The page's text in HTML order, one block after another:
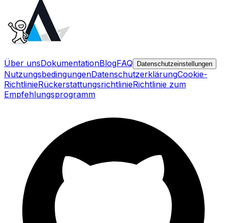
Über unsDokumentationBlogFAQ Datenschutzeinstellungen
NutzungsbedingungenDatenschutzerklärungCookie-
RichtlinieRückerstattungsrichtlinieRichtlinie zum
Empfehlungsprogramm